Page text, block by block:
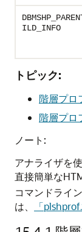
ILD_INFO
トピック:
階層プロ
階層プロ
ノート:
アナライザを
直接簡単な
コマンドライ
は、
「